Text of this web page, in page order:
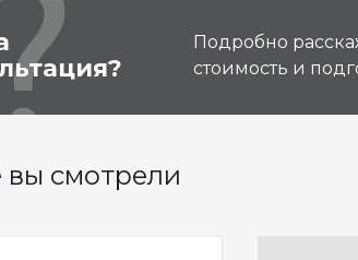
Подробно
стоимость и
вы смотрели